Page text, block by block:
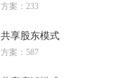
方案：233
共享股东模式
方案：587